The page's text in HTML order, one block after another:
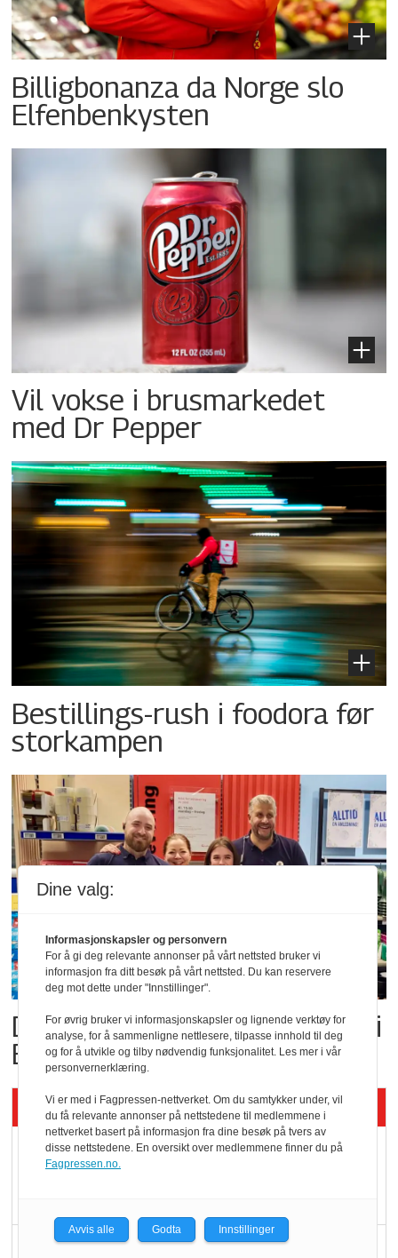
Billigbonanza da Norge slo
Elfenbenkysten
Vil vokse i brusmarkedet
med Dr Pepper
Bestillings-rush i foodora før
storkampen
Dette er landets beste Post i
Butikk
Siste artikler - KBS
Mat er viktigere enn
Ti bensinstasjoner
Dine valg:
Informasjonskapsler og personvern
For å gi deg relevante annonser på vårt nettsted bruker vi
informasjon fra ditt besøk på vårt nettsted. Du kan reservere
deg mot dette under "Innstillinger".
For øvrig bruker vi informasjonskapsler og lignende verktøy for
analyse, for å sammenligne nettlesere, tilpasse innhold til deg
og for å utvikle og tilby nødvendig funksjonalitet. Les mer i vår
personvernerklæring.
Vi er med i Fagpressen-nettverket. Om du samtykker under, vil
du få relevante annonser på nettstedene til medlemmene i
nettverket basert på informasjon fra dine besøk på tvers av
disse nettstedene. En oversikt over medlemmene finner du på
Fagpressen.no.
Avvis alle Godta Innstillinger